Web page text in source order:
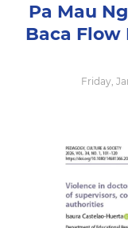
Pa Mau
Baca Flow
Friday,